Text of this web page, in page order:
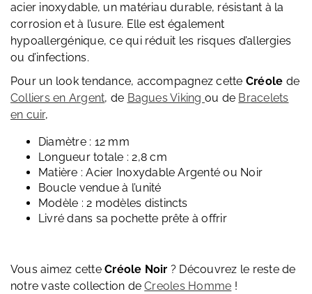
acier inoxydable, un matériau durable, résistant à la
corrosion et à l’usure. Elle est également
hypoallergénique, ce qui réduit les risques d’allergies
ou d’infections.
Pour un look tendance, accompagnez cette Créole de
Colliers en Argent, de Bagues Viking ou de Bracelets
en cuir,
Diamètre : 12 mm
Longueur totale : 2,8 cm
Matière : Acier Inoxydable Argenté ou Noir
Boucle vendue à l’unité
Modèle : 2 modèles distincts
Livré dans sa pochette prête à offrir
Vous aimez cetteCréole Noir ? Découvrez le reste de
notre vaste collection deCreoles Homme !